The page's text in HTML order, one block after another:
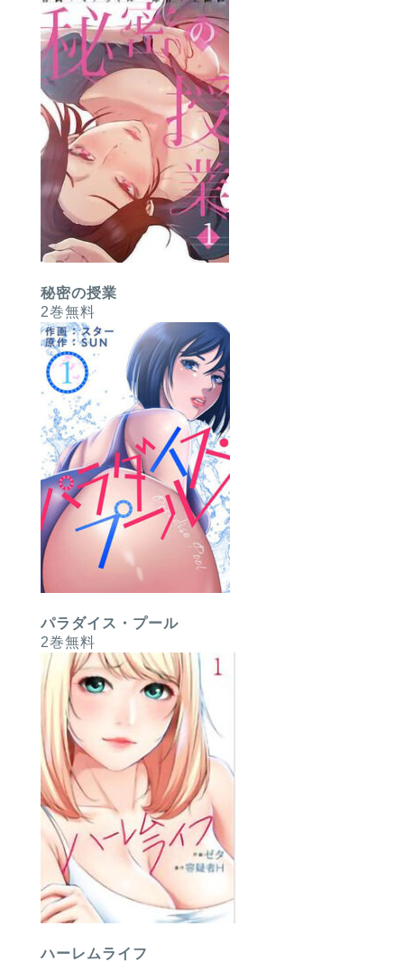
秘密の授業
2巻無料
パラダイス・プール
2巻無料
ハーレムライフ